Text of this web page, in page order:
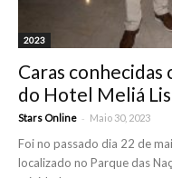
2023
Caras
do Hotel Meliá
Stars Online - Maio 30, 2023
Foi no passado dia 22 de
localizado no Parque das